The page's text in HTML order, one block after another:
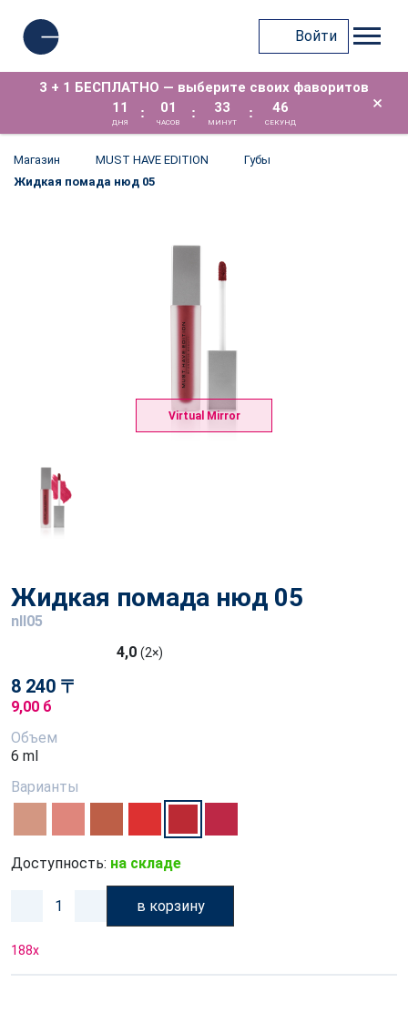
Войти
3 + 1 БЕСПЛАТНО — выберите своих фаворитов
11
ДНЯ
: 01
ЧАСОВ
: 33
МИНУТ
: 45
СЕКУНД
×
Магазин MUST HAVE EDITION
Губы
Жидкая помада нюд 05
Virtual Mirror
Жидкая помада нюд 05
nll05
4,0 (2×)
8 240 〒
9,00 б
Объем
6 ml
Варианты
Доступность: на складе
в корзину
188x